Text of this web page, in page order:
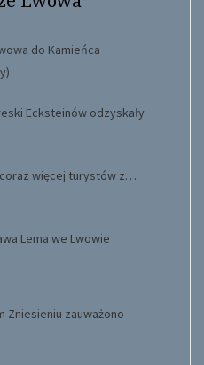
do Kamieńca
Ecksteinów odzyskały
więcej turystów z…
Lema we Lwowie
Zniesieniu zauważono